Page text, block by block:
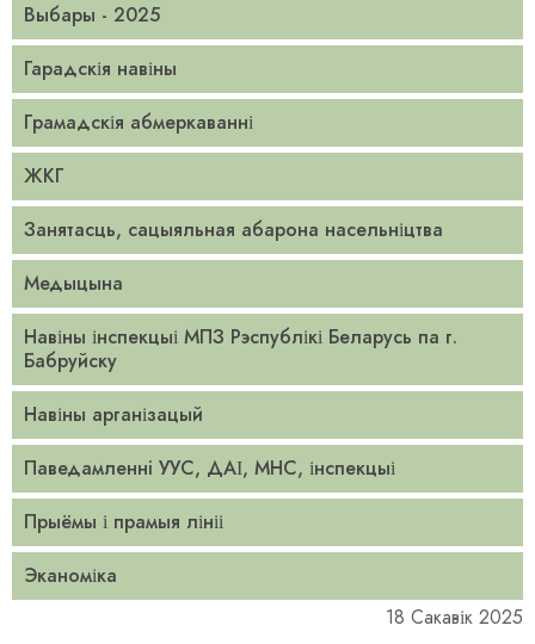
Выбары - 2025
Гарадскія навіны
Грамадскія абмеркаванні
ЖКГ
Занятасць, сацыяльная абарона насельніцтва
Медыцына
Навіны інспекцыі МПЗ Рэспублікі Беларусь па г.
Бабруйску
Навіны арганізацый
Паведамленнi УУС, ДАІ, МНС, інспекцыі
Прыёмы і прамыя лініі
Эканоміка
18 Сакавік 2025